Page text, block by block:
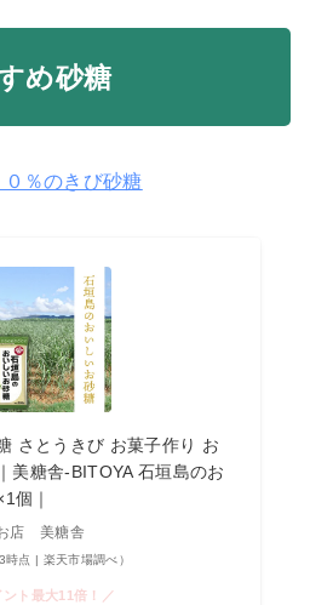
め砂糖
％のきび砂糖
さとうきび お菓子作り お
美糖舎-BITOYA 石垣島のお
個｜
店 美糖舎
点 | 楽天市場調べ）
ント最大11倍！／